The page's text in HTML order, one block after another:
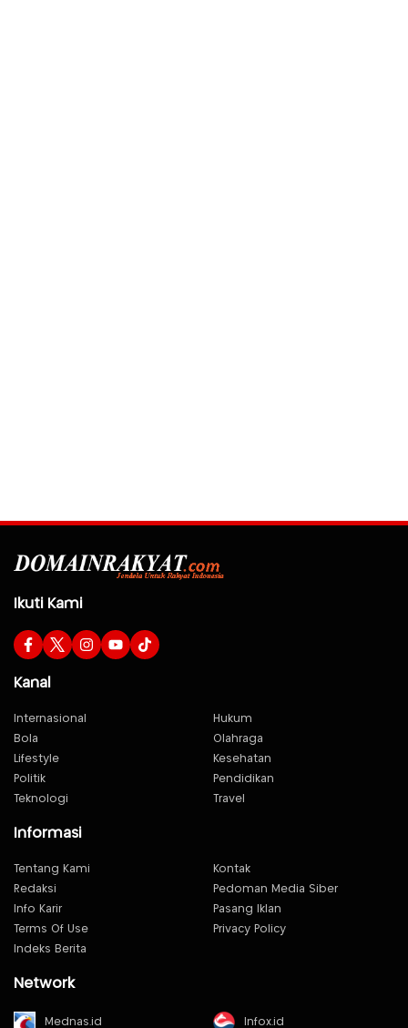
Ikuti Kami
Kanal
Internasional
Hukum
Bola
Olahraga
Lifestyle
Kesehatan
Politik
Pendidikan
Teknologi
Travel
Informasi
Tentang Kami
Kontak
Redaksi
Pedoman Media Siber
Info Karir
Pasang Iklan
Terms Of Use
Privacy Policy
Indeks Berita
Network
Mednas.id Infox.id